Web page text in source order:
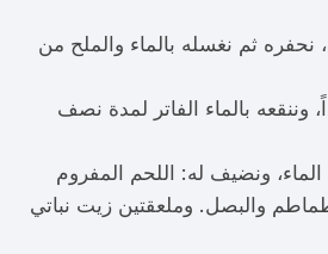
نحفره ثم نغسله بالماء والملح من
وننقعه بالماء الفاتر لمدة نصف
ونضيف له: اللحم المفروم
والبصل. وملعقتين زيت نباتي